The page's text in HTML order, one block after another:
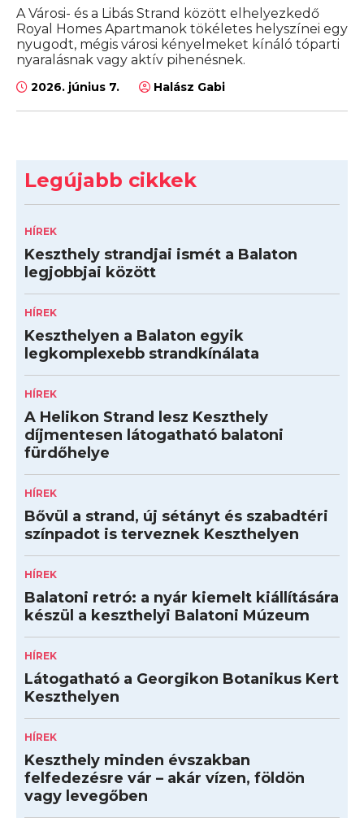
A Városi- és a Libás Strand között elhelyezkedő
Royal Homes Apartmanok tökéletes helyszínei egy
nyugodt, mégis városi kényelmeket kínáló tóparti
nyaralásnak vagy aktív pihenésnek.
2026. június 7. Halász Gabi
Legújabb cikkek
HÍREK
Keszthely strandjai ismét a Balaton
legjobbjai között
HÍREK
Keszthelyen a Balaton egyik
legkomplexebb strandkínálata
HÍREK
A Helikon Strand lesz Keszthely
díjmentesen látogatható balatoni
fürdőhelye
HÍREK
Bővül a strand, új sétányt és szabadtéri
színpadot is terveznek Keszthelyen
HÍREK
Balatoni retró: a nyár kiemelt kiállítására
készül a keszthelyi Balatoni Múzeum
HÍREK
Látogatható a Georgikon Botanikus Kert
Keszthelyen
HÍREK
Keszthely minden évszakban
felfedezésre vár – akár vízen, földön
vagy levegőben